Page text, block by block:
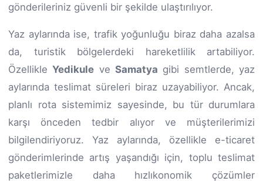
gönderileriniz güvenli bir şekilde ulaştırılıyor.
Yaz aylarında ise, trafik yoğunluğu biraz daha azalsa
da, turistik bölgelerdeki hareketlilik artabiliyor.
ÖzellikleYedikule veSamatya gibi semtlerde, yaz
aylarında teslimat süreleri biraz uzayabiliyor. Ancak,
planlı rota sistemimiz sayesinde, bu tür durumlara
karşı önceden tedbir alıyor ve müşterilerimizi
bilgilendiriyoruz. Yaz aylarında, özellikle e-ticaret
gönderimlerinde artış yaşandığı için, toplu teslimat
paketlerimizle daha hızlıkonomik çözümler